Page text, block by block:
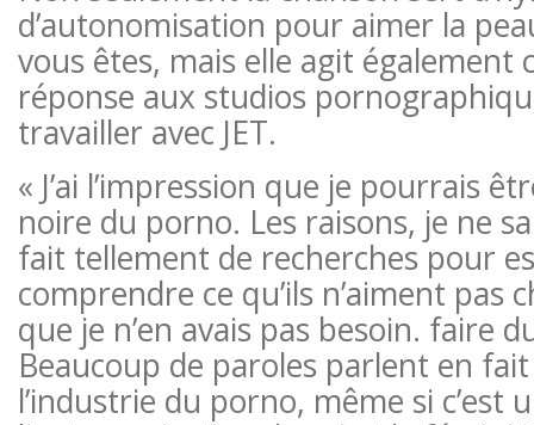
d’autonomisation pour aimer la
vous êtes, mais elle agit également
réponse aux studios
travailler avec JET.
« J’ai l’impression que je pourrais
noire du porno. Les raisons, je ne
fait tellement de recherches pour
comprendre ce qu’ils n’aiment pas
que je n’en avais pas besoin. faire
Beaucoup de paroles parlent en
l’industrie du porno, même si c’est